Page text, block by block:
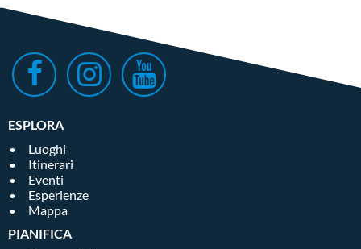
ESPLORA
Luoghi
Itinerari
Eventi
Esperienze
Mappa
PIANIFICA